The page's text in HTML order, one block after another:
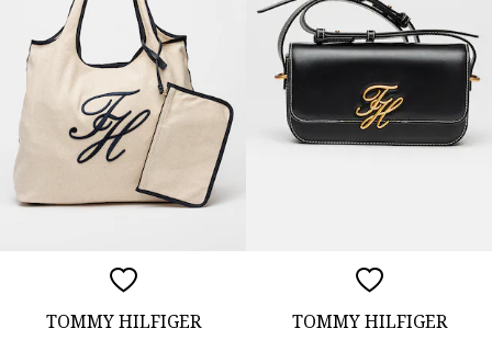
TOMMY HILFIGER TOMMY HILFIGER